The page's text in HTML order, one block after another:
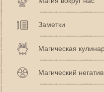
Заметки
Магическая
Магический негатив